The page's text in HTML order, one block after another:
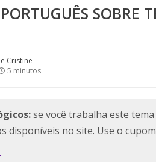
SOBRE
Cristine
5 minutos
se você trabalha este
disponíveis no site. Use o cupom